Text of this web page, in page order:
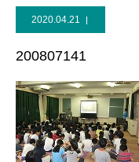
2020.04.21
200807141